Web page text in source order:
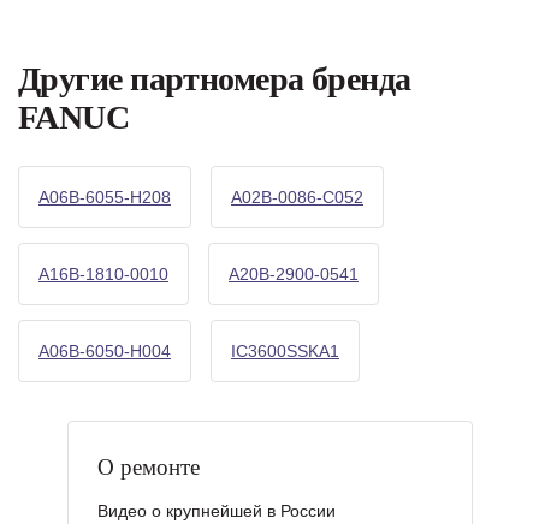
Другие партномера бренда
FANUC
A06B-6055-H208 A02B-0086-C052
A16B-1810-0010 A20B-2900-0541
A06B-6050-H004 IC3600SSKA1
О ремонте
Видео о крупнейшей в России